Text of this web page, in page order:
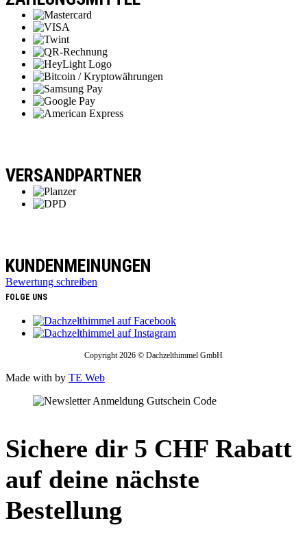
VERSANDPARTNER
KUNDENMEINUNGEN
Bewertung schreiben
FOLGE UNS
Copyright 2026 © Dachzelthimmel GmbH
Made with by TE Web
Sichere dir 5 CHF Rabatt
auf deine nächste
Bestellung